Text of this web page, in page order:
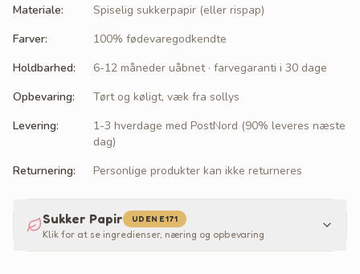
Materiale:
Spiselig sukkerpapir (eller rispap)
Farver:
100% fødevaregodkendte
Holdbarhed:
6-12 måneder uåbnet · farvegaranti i 30 dage
Opbevaring:
Tørt og køligt, væk fra sollys
Levering:
1-3 hverdage med PostNord (90% leveres næste
dag)
Returnering: Personlige produkter kan ikke returneres
Sukker Papir UDEN E171
Klik for at se ingredienser, næring og opbevaring